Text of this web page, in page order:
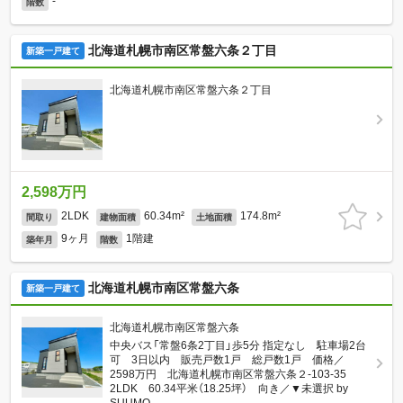
階数
新築一戸建て 北海道札幌市南区常盤六条２丁目
北海道札幌市南区常盤六条２丁目
2,598万円
間取り 2LDK 建物面積 60.34m² 土地面積 174.8m²
築年月 9ヶ月 階数 1階建
新築一戸建て 北海道札幌市南区常盤六条
北海道札幌市南区常盤六条
中央バス「常盤6条2丁目」歩5分 指定なし 駐車場2台
可 3日以内 販売戸数1戸 総戸数1戸 価格／
2598万円 北海道札幌市南区常盤六条２-103-35
2LDK 60.34平米（18.25坪） 向き／▼未選択 by